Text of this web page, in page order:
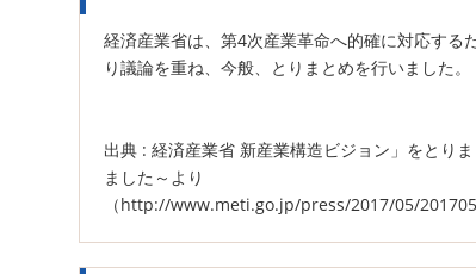
経済産業省は、第4次産業革命へ的確に対応する
り議論を重ね、今般、とりまとめを行いました。
出典 : 経済産業省 新産業構造ビジョン」をとり
ました～より
（http://www.meti.go.jp/press/2017/05/